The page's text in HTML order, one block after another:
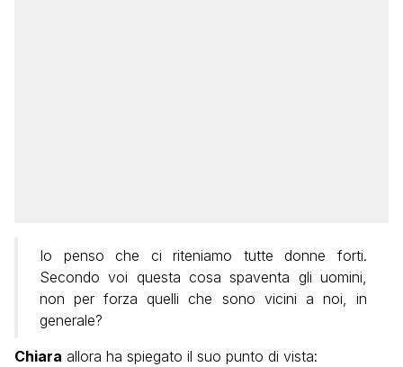
Io penso che ci riteniamo tutte donne forti.
Secondo voi questa cosa spaventa gli uomini,
non per forza quelli che sono vicini a noi, in
generale?
Chiara allora ha spiegato il suo punto di vista: